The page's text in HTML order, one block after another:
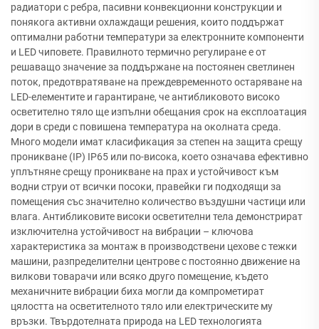
радиатори с ребра, пасивни конвекционни конструкции и
понякога активни охлаждащи решения, които поддържат
оптимални работни температури за електронните компоненти
и LED чиповете. Правилното термично регулиране е от
решаващо значение за поддържане на постоянен светлинен
поток, предотвратяване на преждевременното остаряване на
LED-елементите и гарантиране, че антибликовото високо
осветително тяло ще изпълни обещания срок на експлоатация
дори в среди с повишена температура на околната среда.
Много модели имат класификация за степен на защита срещу
проникване (IP) IP65 или по-висока, което означава ефективно
уплътняне срещу проникване на прах и устойчивост към
водни струи от всички посоки, правейки ги подходящи за
помещения със значително количество въздушни частици или
влага. Антибликовите високи осветителни тела демонстрират
изключителна устойчивост на вибрации – ключова
характеристика за монтаж в производствени цехове с тежки
машини, разпределителни центрове с постоянно движение на
вилкови товарачи или всяко друго помещение, където
механичните вибрации биха могли да компрометират
цялостта на осветителното тяло или електрическите му
връзки. Твърдотелната природа на LED технологията